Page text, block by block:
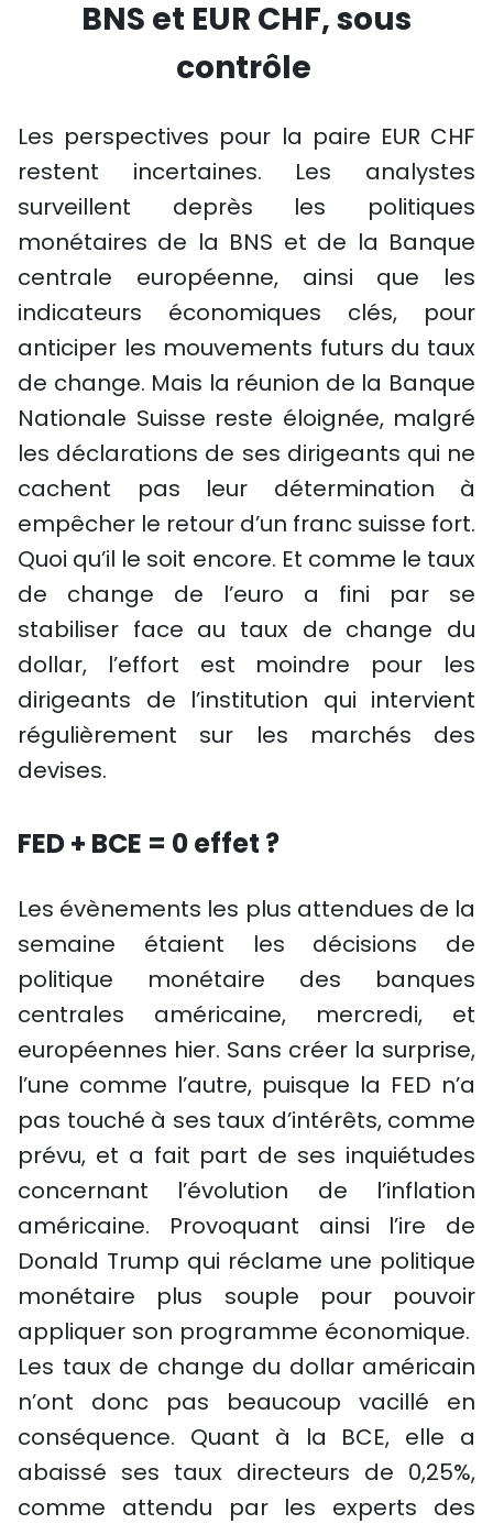
BNS et EUR CHF, sous
contrôle
Les perspectives pour la paire EUR CHF
restent incertaines. Les analystes
surveillent deprès les politiques
monétaires de la BNS et de la Banque
centrale européenne, ainsi que les
indicateurs économiques clés, pour
anticiper les mouvements futurs du taux
de change. Mais la réunion de la Banque
Nationale Suisse reste éloignée, malgré
les déclarations de ses dirigeants qui ne
cachent pas leur détermination à
empêcher le retour d’un franc suisse fort.
Quoi qu’il le soit encore. Et comme le taux
de change de l’euro a fini par se
stabiliser face au taux de change du
dollar, l’effort est moindre pour les
dirigeants de l’institution qui intervient
régulièrement sur les marchés des
devises.
FED + BCE = 0 effet ?
Les évènements les plus attendues de la
semaine étaient les décisions de
politique monétaire des banques
centrales américaine, mercredi, et
européennes hier. Sans créer la surprise,
l’une comme l’autre, puisque la FED n’a
pas touché à ses taux d’intérêts, comme
prévu, et a fait part de ses inquiétudes
concernant l’évolution de l’inflation
américaine. Provoquant ainsi l’ire de
Donald Trump qui réclame une politique
monétaire plus souple pour pouvoir
appliquer son programme économique.
Les taux de change du dollar américain
n’ont donc pas beaucoup vacillé en
conséquence. Quant à la BCE, elle a
abaissé ses taux directeurs de 0,25%,
comme attendu par les experts des